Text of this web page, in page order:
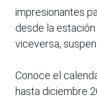
impresionantes
desde la
viceversa,
Conoce el
hasta diciembre